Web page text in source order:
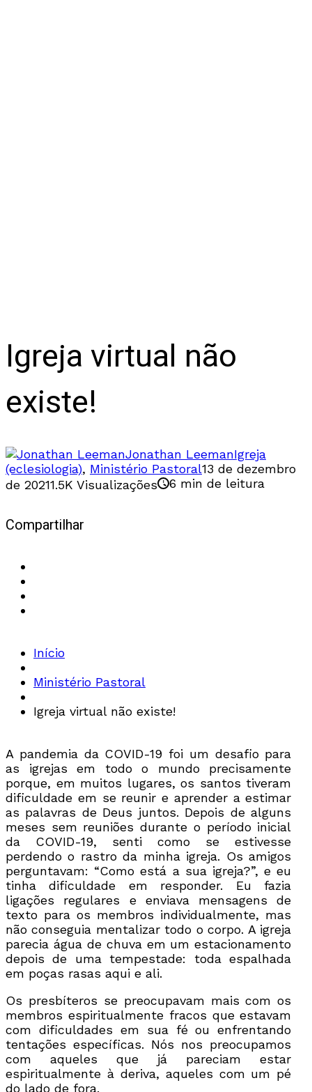
Igreja virtual não
existe!
Jonathan LeemanIgreja
(eclesiologia), Ministério Pastoral13 de dezembro
de 20211.5K Visualizações 6 min de leitura
Compartilhar
Início
Ministério Pastoral
Igreja virtual não existe!
A pandemia da COVID-19 foi um desafio para
as igrejas em todo o mundo precisamente
porque, em muitos lugares, os santos tiveram
dificuldade em se reunir e aprender a estimar
as palavras de Deus juntos. Depois de alguns
meses sem reuniões durante o período inicial
da COVID-19, senti como se estivesse
perdendo o rastro da minha igreja. Os amigos
perguntavam: “Como está a sua igreja?”, e eu
tinha dificuldade em responder. Eu fazia
ligações regulares e enviava mensagens de
texto para os membros individualmente, mas
não conseguia mentalizar todo o corpo. A igreja
parecia água de chuva em um estacionamento
depois de uma tempestade: toda espalhada
em poças rasas aqui e ali.
Os presbíteros se preocupavam mais com os
membros espiritualmente fracos que estavam
com dificuldades em sua fé ou enfrentando
tentações específicas. Nós nos preocupamos
com aqueles que já pareciam estar
espiritualmente à deriva, aqueles com um pé
do lado de fora.